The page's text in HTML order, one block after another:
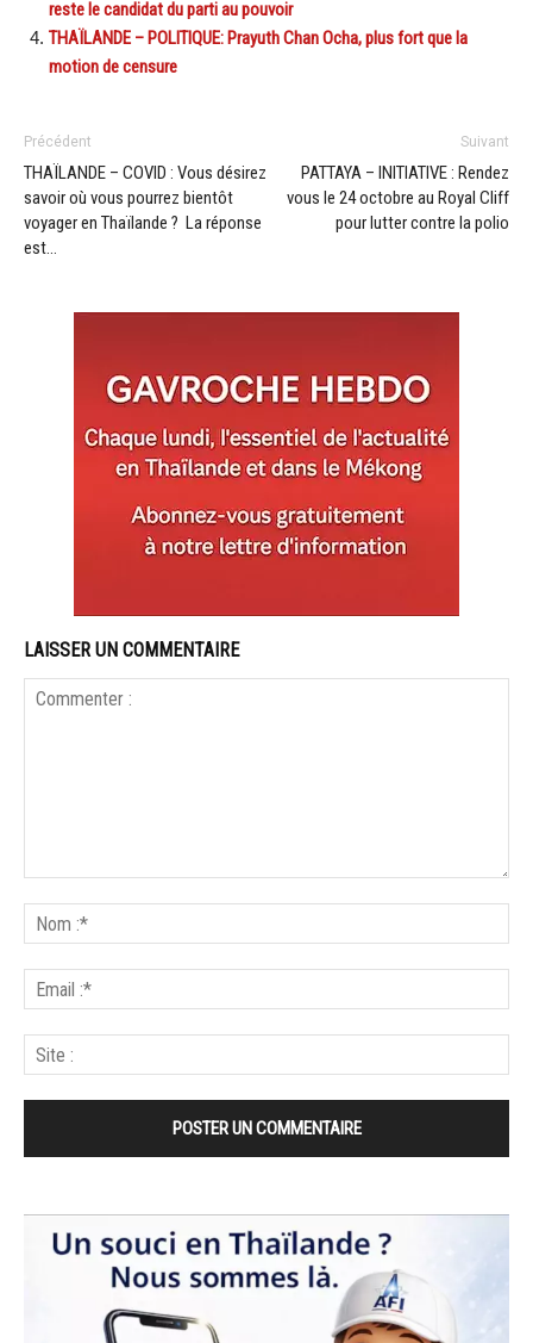
reste le candidat du parti au pouvoir
THAÏLANDE – POLITIQUE: Prayuth Chan Ocha, plus fort que la
motion de censure
Précédent
THAÏLANDE – COVID : Vous désirez
savoir où vous pourrez bientôt
voyager en Thaïlande ? La réponse
est…
Suivant
PATTAYA – INITIATIVE : Rendez
vous le 24 octobre au Royal Cliff
pour lutter contre la polio
LAISSER UN COMMENTAIRE